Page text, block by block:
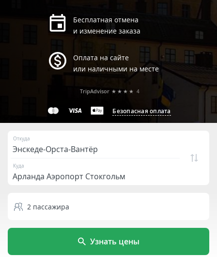
Бесплатная отмена
и изменение заказа
Оплата на сайте
или наличными на месте
Безопасная оплата
TripAdvisor ★★★★ 4
Откуда
Куда
2 пассажира
Узнать цены